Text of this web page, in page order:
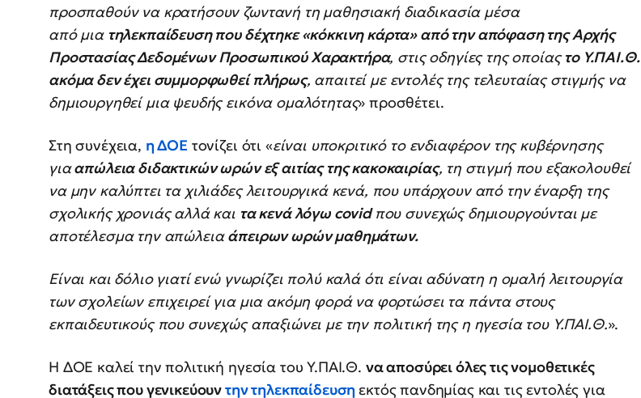
προσπαθούν να κρατήσουν ζωντανή τη μαθησιακή διαδικασία μέσα
από μια τηλεκπαίδευση που δέχτηκε «κόκκινη κάρτα» από την απόφαση της Αρχής
Προστασίας Δεδομένων Προσωπικού Χαρακτήρα, στις οδηγίες της οποίαςτο Υ.ΠΑΙ.Θ.
ακόμα δεν έχει συμμορφωθεί πλήρως, απαιτεί με εντολές της τελευταίας στιγμής να
δημιουργηθεί μια ψευδής εικόνα ομαλότητας» προσθέτει.
Στη συνέχεια, η ΔΟΕ τονίζει ότι «είναι υποκριτικό το ενδιαφέρον της κυβέρνησης
γιααπώλεια διδακτικών ωρών εξ αιτίας της κακοκαιρίας, τη στιγμή που εξακολουθεί
να μην καλύπτει τα χιλιάδες λειτουργικά κενά, που υπάρχουν από την έναρξη της
σχολικής χρονιάς αλλά και τα κενά λόγω covidπου συνεχώς δημιουργούνται με
αποτέλεσμα την απώλειαάπειρων ωρών μαθημάτων.
Είναι και δόλιο γιατί ενώ γνωρίζει πολύ καλά ότι είναι αδύνατη η ομαλή λειτουργία
των σχολείων επιχειρεί για μια ακόμη φορά να φορτώσει τα πάντα στους
εκπαιδευτικούς που συνεχώς απαξιώνει με την πολιτική της η ηγεσία του Υ.ΠΑΙ.Θ.».
Η ΔΟΕ καλεί την πολιτική ηγεσία του Υ.ΠΑΙ.Θ. να αποσύρει όλες τις νομοθετικές
διατάξεις που γενικεύουντην τηλεκπαίδευση εκτός πανδημίας και τις εντολές για